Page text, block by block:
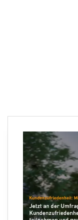
Ihre E-Mail